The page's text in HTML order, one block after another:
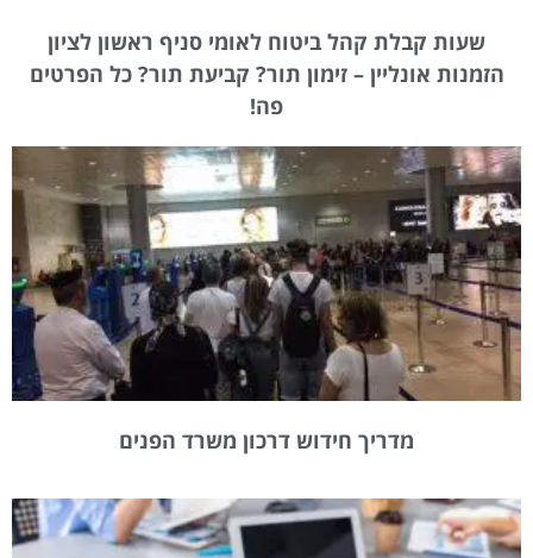
שעות קבלת קהל ביטוח לאומי סניף ראשון לציון
הזמנות אונליין – זימון תור? קביעת תור? כל הפרטים
פה!
מדריך חידוש דרכון משרד הפנים